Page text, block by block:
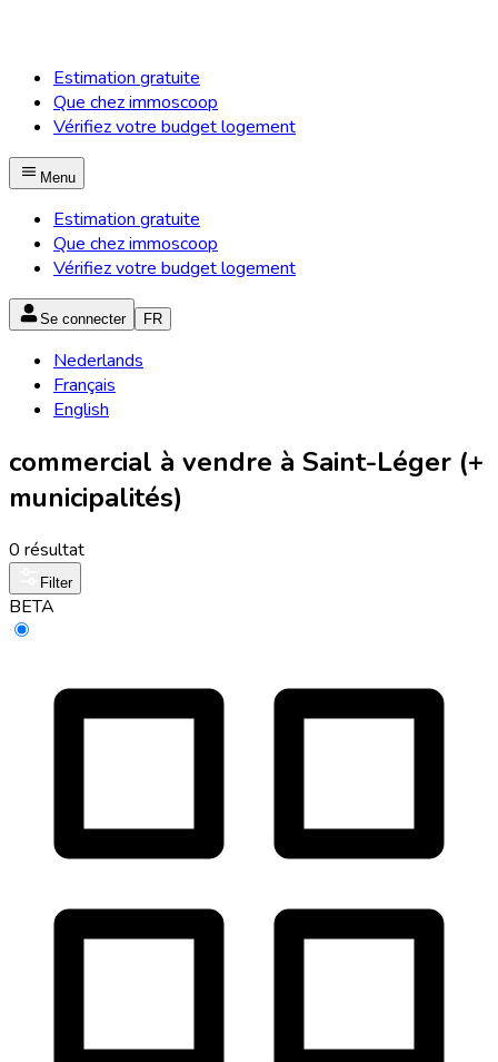
Estimation gratuite
Que chez immoscoop
Vérifiez votre budget logement
Menu
Estimation gratuite
Que chez immoscoop
Vérifiez votre budget logement
Se connecter FR
Nederlands
Français
English
commercial à vendre à Saint-Léger (+
municipalités)
0 résultat
Filter
BETA